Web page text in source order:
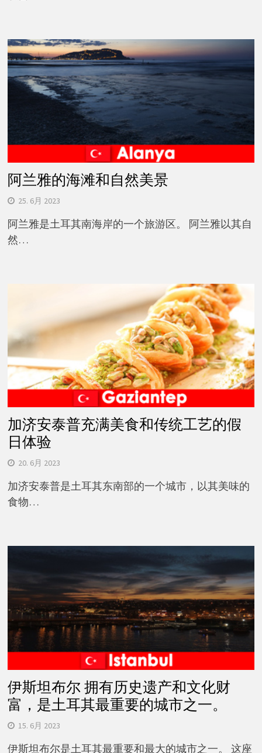
阿兰雅的海滩和自然美景
25. 6月 2023
阿兰雅是土耳其南海岸的一个旅游区。 阿兰雅以其自
然…
加济安泰普充满美食和传统工艺的假
日体验
20. 6月 2023
加济安泰普是土耳其东南部的一个城市，以其美味的
食物…
伊斯坦布尔 拥有历史遗产和文化财
富，是土耳其最重要的城市之一。
15. 6月 2023
伊斯坦布尔是土耳其最重要和最大的城市之一。 这座